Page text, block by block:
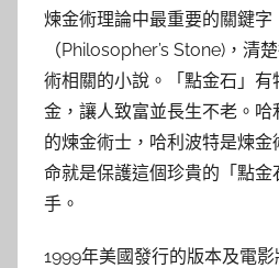
務
部
落
格
煉金術理論中最重要的關鍵字
（Philosopher’s Stone)，清
術相關的小說。「點金石」
金，讓人致富並長生不老。
的煉金術士，哈利波特是煉
命就是保護這個珍貴的「點
手。
1999年美國發行的版本及電